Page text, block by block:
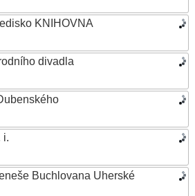
KNIHOVNA
divadla
i.
Buchlovana Uherské